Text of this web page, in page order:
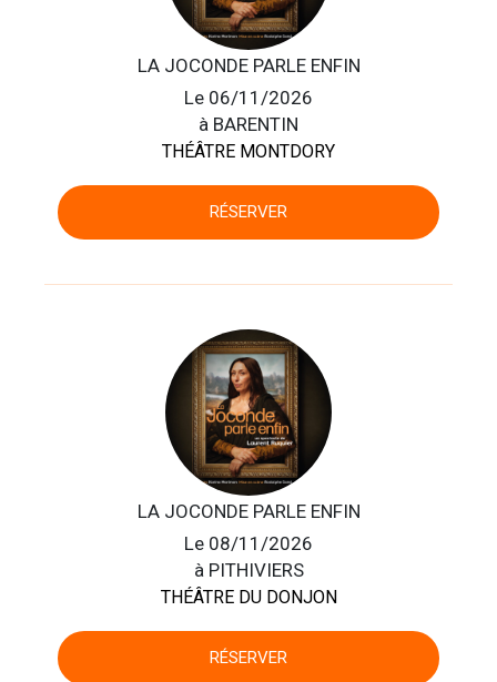
LA JOCONDE PARLE ENFIN
Le 06/11/2026
à BARENTIN
THÉÂTRE MONTDORY
RÉSERVER
LA JOCONDE PARLE ENFIN
Le 08/11/2026
à PITHIVIERS
THÉÂTRE DU DONJON
RÉSERVER